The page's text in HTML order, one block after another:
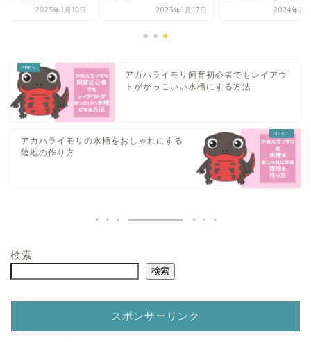
2023年1月10日 2023年1月17日 2024年2
アカハライモリ飼育初心者でもレイアウ
トがかっこいい水槽にする方法
アカハライモリの水槽をおしゃれにする
陸地の作り方
検索
検索
スポンサーリンク